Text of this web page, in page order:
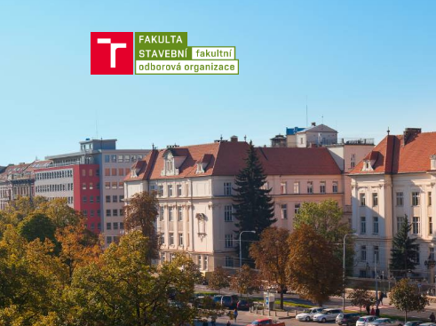
Jít
na
obsah